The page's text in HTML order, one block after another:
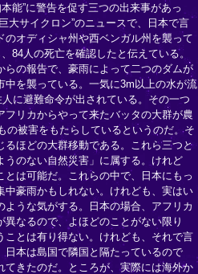
能”に警告を促す三つの出来事があっ
大サイクロン”のニュースで、日本で言
のオディシャ州や西ベンガル州を襲って
84人の死亡を確認したと伝えている。
らの報告で、豪雨によって二つのダムが
を襲っている。一気に3m以上の水が流
に避難命令が出されている。その一つ
リカからやって来たバッタの大群が農
の被害をもたらしているというのだ。そ
ほどの大群移動である。これら三つと
うのない自然災害」に属する。けれど
は可能だ。これらの中で、日本にもっ
中豪雨かもしれない。けれども、実はい
うな気がする。日本の場合、アフリカ
なるので、よほどのことがない限り
ことは有り得ない。けれども、それで言
日本は島国で隣国と隔たっているので
てきたのだ。ところが、実際には海外か